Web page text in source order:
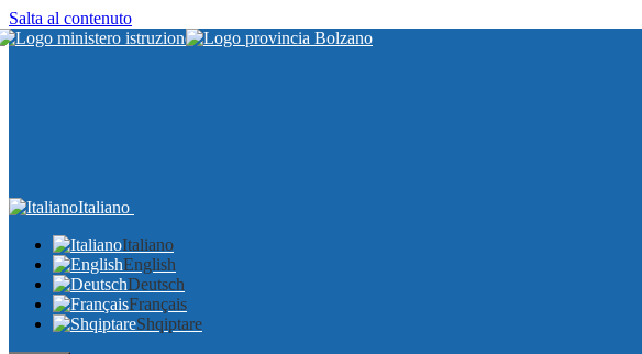
Salta al contenuto
Italiano
Italiano
English
Deutsch
Français
Shqiptare